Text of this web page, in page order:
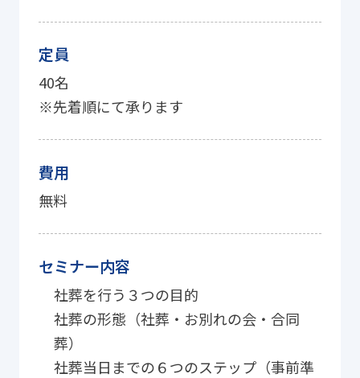
定員
40名
※先着順にて承ります
費用
無料
セミナー内容
社葬を行う３つの目的
社葬の形態（社葬・お別れの会・合同
葬）
社葬当日までの６つのステップ（事前準